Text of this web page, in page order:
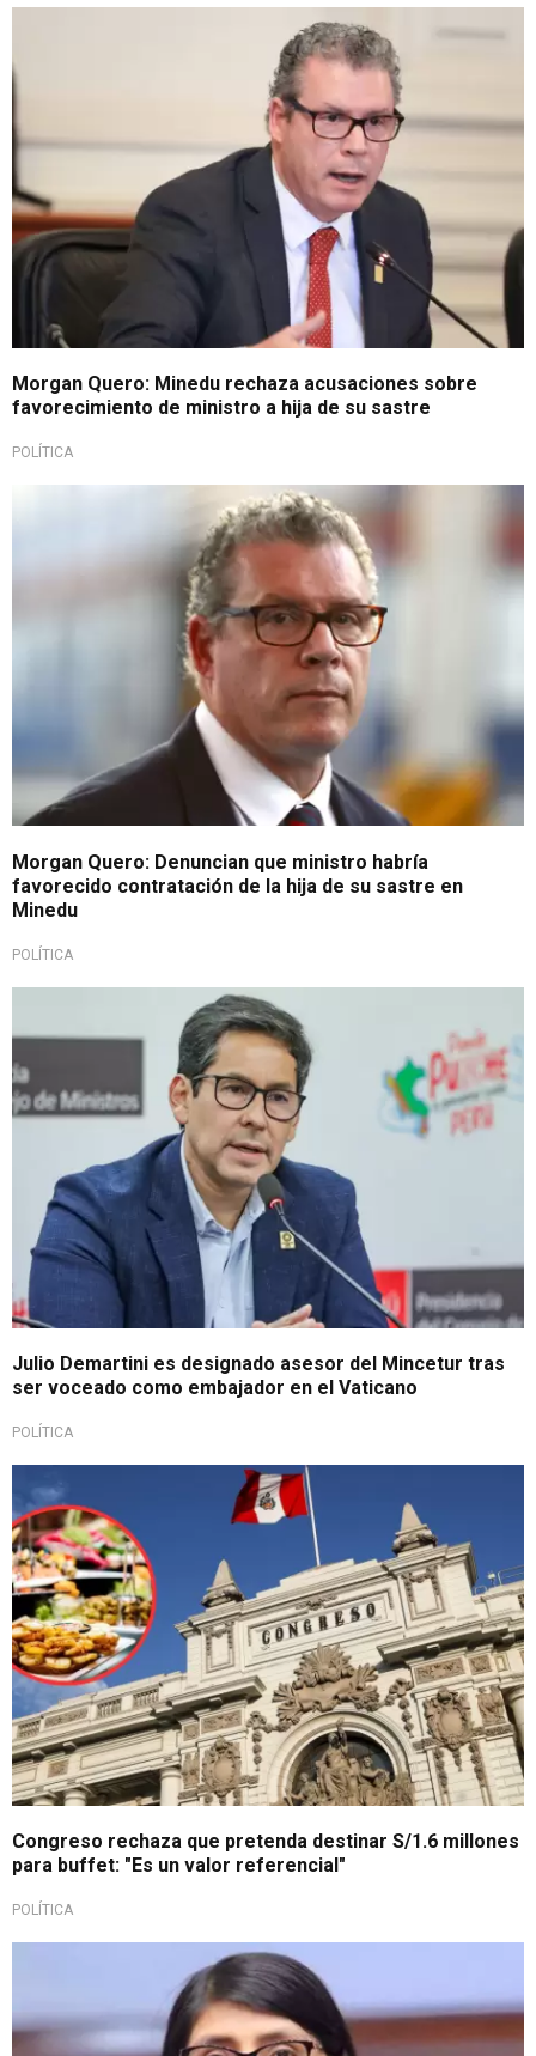
Morgan Quero: Minedu rechaza acusaciones sobre
favorecimiento de ministro a hija de su sastre
POLÍTICA
A pesar de ser aún estudiante
Morgan Quero: Denuncian que ministro habría
favorecido contratación de la hija de su sastre en
Minedu
POLÍTICA
Julio Demartini es designado asesor del Mincetur tras
ser voceado como embajador en el Vaticano
POLÍTICA
Congreso rechaza que pretenda destinar S/1.6 millones
para buffet: "Es un valor referencial"
POLÍTICA
Cuestiona a la Mesa Directiva